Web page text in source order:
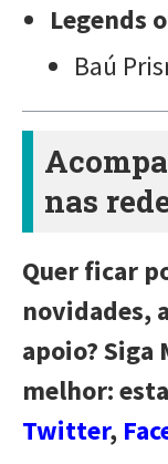
Legends
Baú
nas
Quer ficar
novidades,
apoio? Siga
melhor:
Twitter,